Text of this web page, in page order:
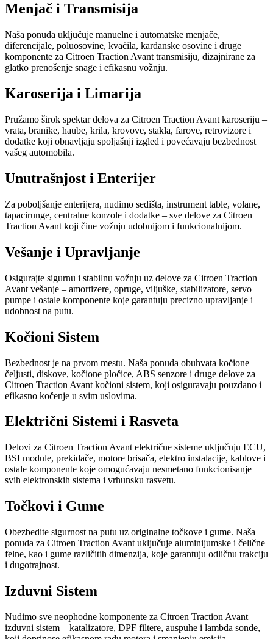
Menjač i Transmisija
Naša ponuda uključuje manuelne i automatske menjače,
diferencijale, poluosovine, kvačila, kardanske osovine i druge
komponente za Citroen Traction Avant transmisiju, dizajnirane za
glatko prenošenje snage i efikasnu vožnju.
Karoserija i Limarija
Pružamo širok spektar delova za Citroen Traction Avant karoseriju –
vrata, branike, haube, krila, krovove, stakla, farove, retrovizore i
dodatke koji obnavljaju spoljašnji izgled i povećavaju bezbednost
vašeg automobila.
Unutrašnjost i Enterijer
Za poboljšanje enterijera, nudimo sedišta, instrument table, volane,
tapacirunge, centralne konzole i dodatke – sve delove za Citroen
Traction Avant koji čine vožnju udobnijom i funkcionalnijom.
Vešanje i Upravljanje
Osigurajte sigurnu i stabilnu vožnju uz delove za Citroen Traction
Avant vešanje – amortizere, opruge, viljuške, stabilizatore, servo
pumpe i ostale komponente koje garantuju precizno upravljanje i
udobnost na putu.
Kočioni Sistem
Bezbednost je na prvom mestu. Naša ponuda obuhvata kočione
čeljusti, diskove, kočione pločice, ABS senzore i druge delove za
Citroen Traction Avant kočioni sistem, koji osiguravaju pouzdano i
efikasno kočenje u svim uslovima.
Električni Sistemi i Rasveta
Delovi za Citroen Traction Avant električne sisteme uključuju ECU,
BSI module, prekidače, motore brisača, elektro instalacije, kablove i
ostale komponente koje omogućavaju nesmetano funkcionisanje
svih elektronskih sistema i vrhunsku rasvetu.
Točkovi i Gume
Obezbedite sigurnost na putu uz originalne točkove i gume. Naša
ponuda za Citroen Traction Avant uključuje aluminijumske i čelične
felne, kao i gume različitih dimenzija, koje garantuju odličnu trakciju
i dugotrajnost.
Izduvni Sistem
Nudimo sve neophodne komponente za Citroen Traction Avant
izduvni sistem – katalizatore, DPF filtere, auspuhe i lambda sonde,